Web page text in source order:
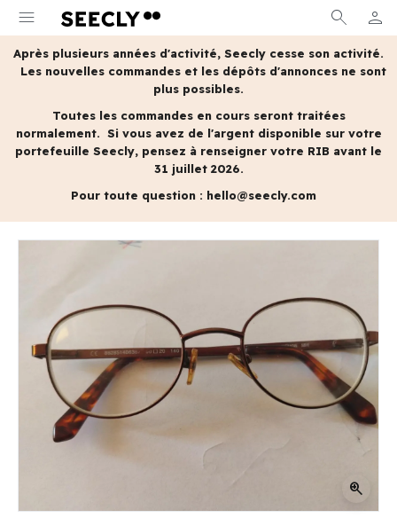
menu search person
MON
Après plusieurs années d'activité, Seecly cesse son activité.
Les nouvelles commandes et les dépôts d'annonces ne sont
plus possibles.
Toutes les commandes en cours seront traitées
normalement. Si vous avez de l'argent disponible sur votre
portefeuille Seecly, pensez à renseigner votre RIB avant le
31 juillet 2026.
Pour toute question : hello@seecly.com
zoom_in